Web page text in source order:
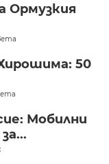
Ормузкия
50
Мобилни